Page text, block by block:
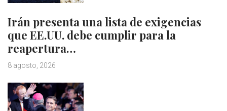
Irán presenta una lista de exigencias
que EE.UU. debe cumplir para la
reapertura…
8 agosto, 2026